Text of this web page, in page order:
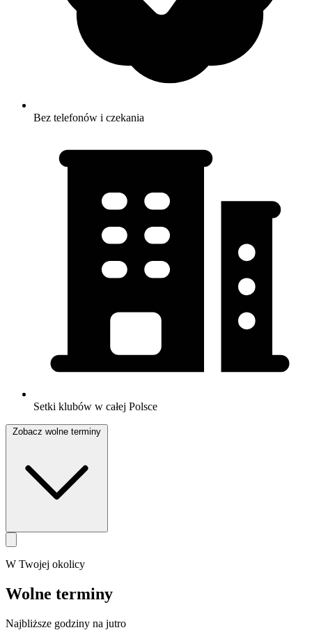
Bez telefonów i czekania
Setki klubów w całej Polsce
W Twojej okolicy
Wolne terminy
Najbliższe godziny na jutro